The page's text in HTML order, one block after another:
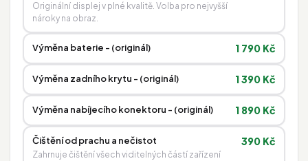
Originální displej v plné kvalitě. Volba pro nejvyšší
nároky na obraz.
Výměna baterie - (originál) 1 790 Kč
Výměna zadního krytu - (originál) 1 390 Kč
Výměna nabíjecího konektoru - (originál) 1 890 Kč
Čištění od prachu a nečistot
Zahrnuje čištění všech viditelných částí zařízení
390 Kč